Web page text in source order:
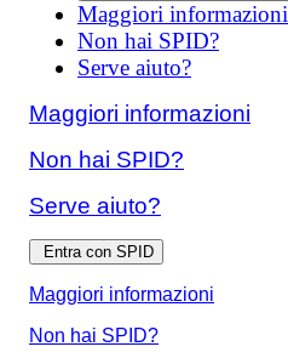
Maggiori informazioni
Non hai SPID?
Serve aiuto?
Maggiori informazioni
Non hai SPID?
Serve aiuto?
Entra con SPID
Maggiori informazioni
Non hai SPID?